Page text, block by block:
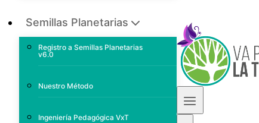
Semillas Planetarias
Registro a Semillas Planetarias
v6.0
Nuestro Método
Ingeniería Pedagógica VxT